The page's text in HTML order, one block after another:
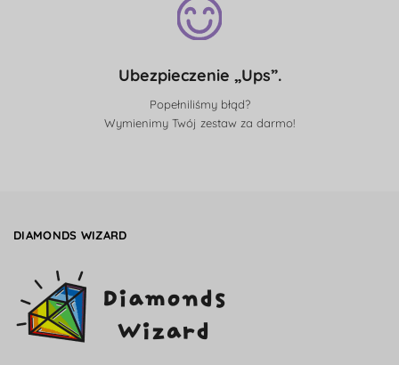
Ubezpieczenie „Ups”.
Popełniliśmy błąd?
Wymienimy Twój zestaw za darmo!
DIAMONDS WIZARD